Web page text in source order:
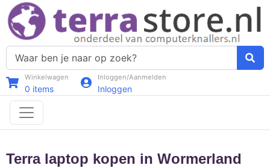
Winkelwagen
0 items
Inloggen/Aanmelden
Inloggen
Terra laptop kopen in Wormerland